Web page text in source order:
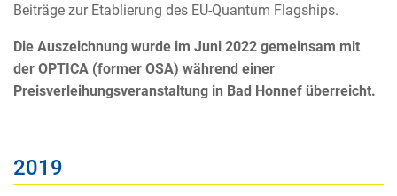
Beiträge zur Etablierung des EU-Quantum Flagships.
Die Auszeichnung wurde im Juni 2022 gemeinsam mit
der OPTICA (former OSA) während einer
Preisverleihungsveranstaltung in Bad Honnef überreicht.
2019